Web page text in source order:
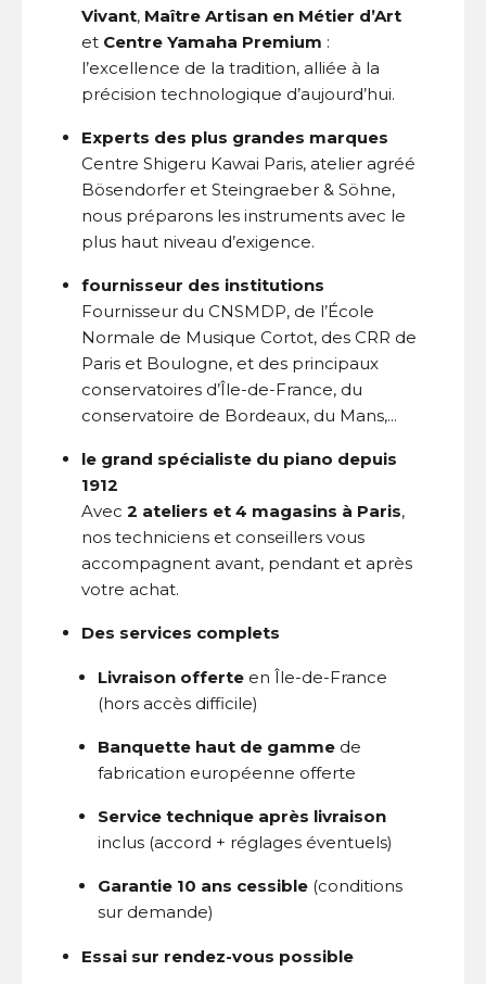
Vivant, Maître Artisan en Métier d’Art
et Centre Yamaha Premium :
l’excellence de la tradition, alliée à la
précision technologique d’aujourd’hui.
Experts des plus grandes marques
Centre Shigeru Kawai Paris, atelier agréé
Bösendorfer et Steingraeber & Söhne,
nous préparons les instruments avec le
plus haut niveau d’exigence.
fournisseur des institutions
Fournisseur du CNSMDP, de l’École
Normale de Musique Cortot, des CRR de
Paris et Boulogne, et des principaux
conservatoires d’Île-de-France, du
conservatoire de Bordeaux, du Mans,...
le grand spécialiste du piano depuis
1912
Avec 2 ateliers et 4 magasins à Paris,
nos techniciens et conseillers vous
accompagnent avant, pendant et après
votre achat.
Des services complets
Livraison offerte en Île-de-France
(hors accès difficile)
Banquette haut de gamme de
fabrication européenne offerte
Service technique après livraison
inclus (accord + réglages éventuels)
Garantie 10 ans cessible (conditions
sur demande)
Essai sur rendez-vous possible